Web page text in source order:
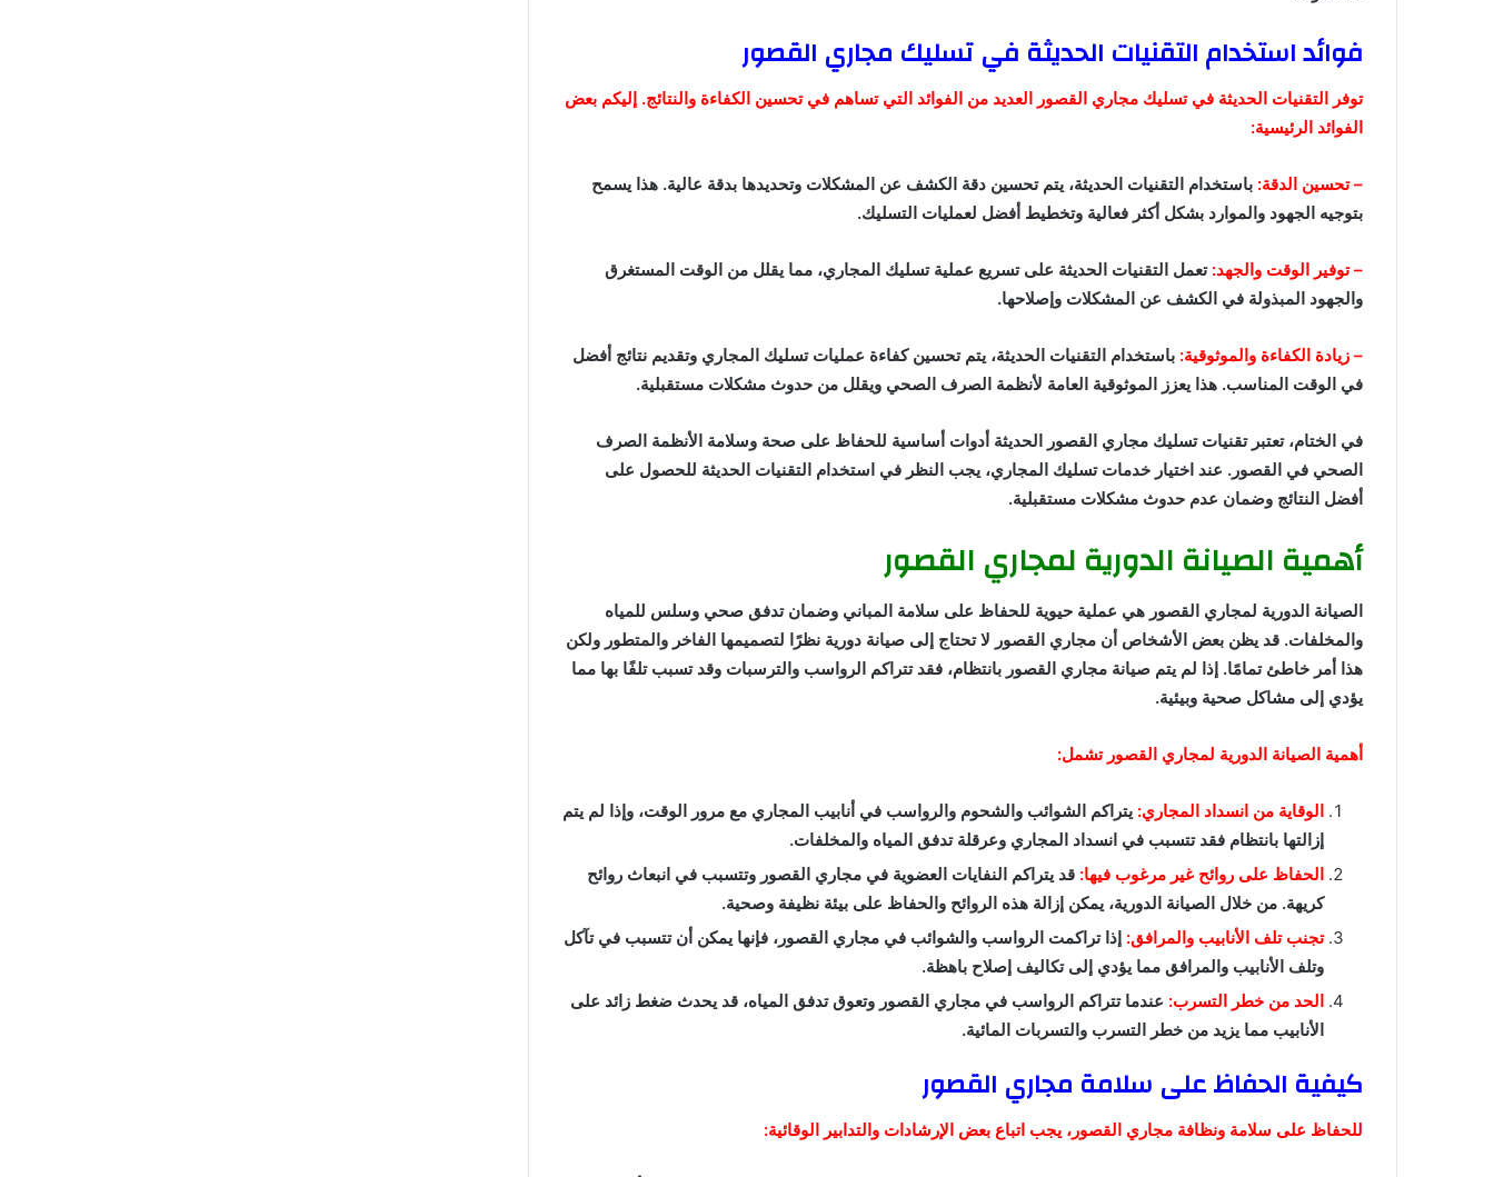
فوائد استخدام التقنيات الحديثة في تسليك مجاري القصور
توفر التقنيات الحديثة في تسليك مجاري القصور العديد من الفوائد التي تساهم في تحسين الكفاءة والنتائج. إليكم بعض
الفوائد الرئيسية:
– تحسين الدقة: باستخدام التقنيات الحديثة، يتم تحسين دقة الكشف عن المشكلات وتحديدها بدقة عالية. هذا يسمح
بتوجيه الجهود والموارد بشكل أكثر فعالية وتخطيط أفضل لعمليات التسليك.
– توفير الوقت والجهد:تعمل التقنيات الحديثة على تسريع عملية تسليك المجاري، مما يقلل من الوقت المستغرق
والجهود المبذولة في الكشف عن المشكلات وإصلاحها.
– زيادة الكفاءة والموثوقية: باستخدام التقنيات الحديثة، يتم تحسين كفاءة عمليات تسليك المجاري وتقديم نتائج أفضل
في الوقت المناسب. هذا يعزز الموثوقية العامة لأنظمة الصرف الصحي ويقلل من حدوث مشكلات مستقبلية.
في الختام، تعتبر تقنيات تسليك مجاري القصور الحديثة أدوات أساسية للحفاظ على صحة وسلامة الأنظمة الصرف
الصحي في القصور. عند اختيار خدمات تسليك المجاري، يجب النظر في استخدام التقنيات الحديثة للحصول على
أفضل النتائج وضمان عدم حدوث مشكلات مستقبلية.
أهمية الصيانة الدورية لمجاري القصور
الصيانة الدورية لمجاري القصور هي عملية حيوية للحفاظ على سلامة المباني وضمان تدفق صحي وسلس للمياه
والمخلفات. قد يظن بعض الأشخاص أن مجاري القصور لا تحتاج إلى صيانة دورية نظرًا لتصميمها الفاخر والمتطور ولكن
هذا أمر خاطئ تمامًا. إذا لم يتم صيانة مجاري القصور بانتظام، فقد تتراكم الرواسب والترسبات وقد تسبب تلفًا بها مما
يؤدي إلى مشاكل صحية وبيئية.
أهمية الصيانة الدورية لمجاري القصور تشمل:
الوقاية من انسداد المجاري: يتراكم الشوائب والشحوم والرواسب في أنابيب المجاري مع مرور الوقت، وإذا لم يتم
إزالتها بانتظام فقد تتسبب في انسداد المجاري وعرقلة تدفق المياه والمخلفات.
الحفاظ على روائح غير مرغوب فيها: قد يتراكم النفايات العضوية في مجاري القصور وتتسبب في انبعاث روائح
كريهة. من خلال الصيانة الدورية، يمكن إزالة هذه الروائح والحفاظ على بيئة نظيفة وصحية.
تجنب تلف الأنابيب والمرافق: إذا تراكمت الرواسب والشوائب في مجاري القصور، فإنها يمكن أن تتسبب في تآكل
وتلف الأنابيب والمرافق مما يؤدي إلى تكاليف إصلاح باهظة.
الحد من خطر التسرب: عندما تتراكم الرواسب في مجاري القصور وتعوق تدفق المياه، قد يحدث ضغط زائد على
الأنابيب مما يزيد من خطر التسرب والتسربات المائية.
كيفية الحفاظ على سلامة مجاري القصور
للحفاظ على سلامة ونظافة مجاري القصور، يجب اتباع بعض الإرشادات والتدابير الوقائية: